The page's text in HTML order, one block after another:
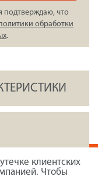
подтверждаю, что
обработки
.
клиентских
Чтобы